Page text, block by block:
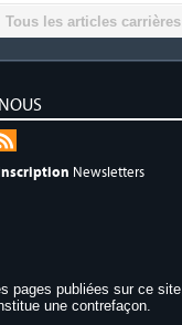
Tous les articles carrières
Inscription Newsletters
pages publiées sur ce site,
une contrefaçon.